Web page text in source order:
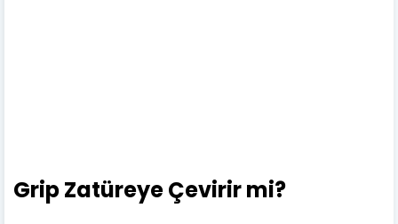
Grip Zatüreye Çevirir mi?